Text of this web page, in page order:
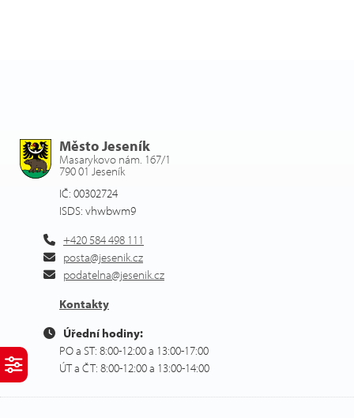
Město Jeseník
Masarykovo nám. 167/1
790 01 Jeseník
IČ: 00302724
ISDS: vhwbwm9
+420 584 498 111
posta@jesenik.cz
podatelna@jesenik.cz
Kontakty
Úřední hodiny:
PO a ST: 8:00-12:00 a 13:00-17:00
ÚT a ČT: 8:00-12:00 a 13:00-14:00